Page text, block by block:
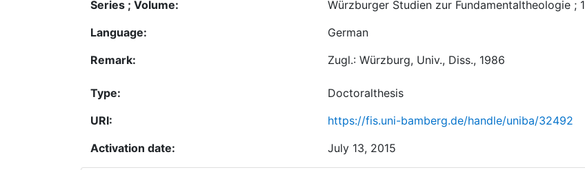
Series ; Volume:
Würzburger Studien zur Fundamentaltheologie ; 1
Language:
German
Remark:
Zugl.: Würzburg, Univ., Diss., 1986
Type:
Doctoralthesis
URI:
https://fis.uni-bamberg.de/handle/uniba/32492
Activation date:
July 13, 2015